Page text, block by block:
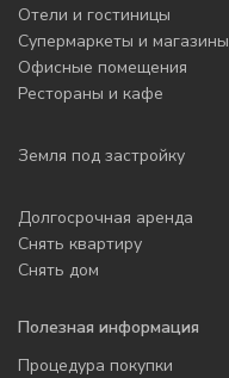
Отели и гостиницы
Супермаркеты и магазины
Офисные помещения
Рестораны и кафе
Земля под застройку
Долгосрочная аренда
Снять квартиру
Снять дом
Полезная информация
Процедура покупки